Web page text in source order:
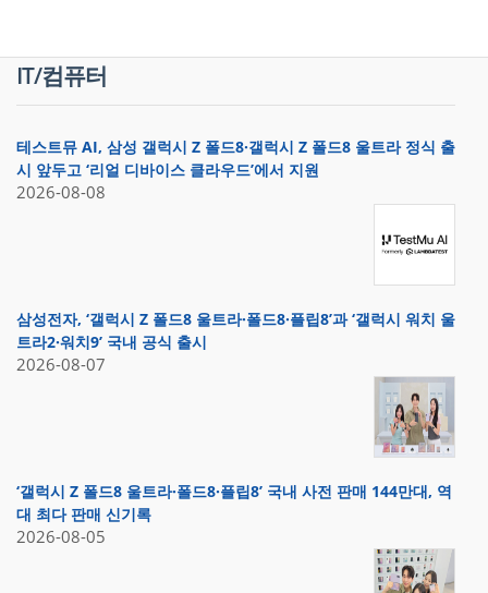
IT/컴퓨터
테스트뮤 AI, 삼성 갤럭시 Z 폴드8·갤럭시 Z 폴드8 울트라 정식 출
시 앞두고 ‘리얼 디바이스 클라우드’에서 지원
2026-08-08
삼성전자, ‘갤럭시 Z 폴드8 울트라·폴드8·플립8’과 ‘갤럭시 워치 울
트라2·워치9’ 국내 공식 출시
2026-08-07
‘갤럭시 Z 폴드8 울트라·폴드8·플립8’ 국내 사전 판매 144만대, 역
대 최다 판매 신기록
2026-08-05